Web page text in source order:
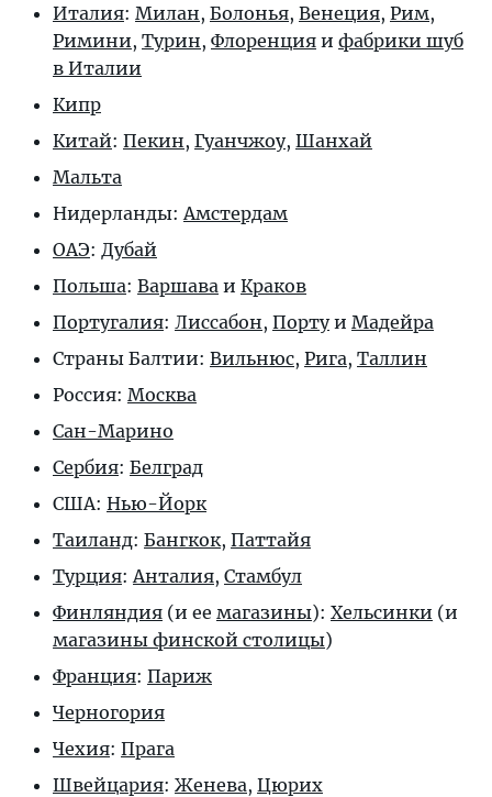
Италия: Милан, Болонья, Венеция, Рим,
Римини, Турин, Флоренция и фабрики шуб
в Италии
Кипр
Китай: Пекин, Гуанчжоу, Шанхай
Мальта
Нидерланды: Амстердам
ОАЭ: Дубай
Польша: Варшава и Краков
Португалия: Лиссабон, Портуи Мадейра
Страны Балтии: Вильнюс, Рига, Таллин
Россия: Москва
Сан-Марино
Сербия: Белград
США: Нью-Йорк
Таиланд: Бангкок, Паттайя
Турция: Анталия, Стамбул
Финляндия (и ее магазины): Хельсинки (и
магазины финской столицы)
Франция: Париж
Черногория
Чехия: Прага
Швейцария: Женева, Цюрих